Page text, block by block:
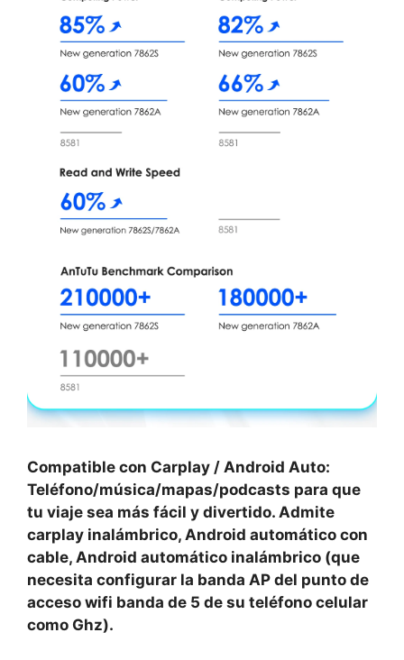
Compatible con Carplay / Android Auto:
Teléfono/música/mapas/podcasts para que
tu viaje sea más fácil y divertido. Admite
carplay inalámbrico, Android automático con
cable, Android automático inalámbrico (que
necesita configurar la banda AP del punto de
acceso wifi banda de 5 de su teléfono celular
como Ghz).